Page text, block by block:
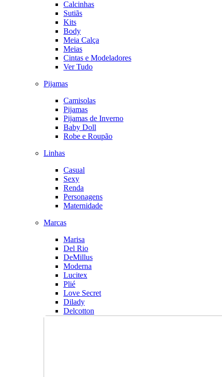
Calcinhas
Sutiãs
Kits
Body
Meia Calça
Meias
Cintas e Modeladores
Ver Tudo
Pijamas
Camisolas
Pijamas
Pijamas de Inverno
Baby Doll
Robe e Roupão
Linhas
Casual
Sexy
Renda
Personagens
Maternidade
Marcas
Marisa
Del Rio
DeMillus
Moderna
Lucitex
Plié
Love Secret
Dilady
Delcotton